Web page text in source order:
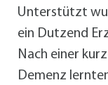
Unterstützt
ein Dutzend
Nach einer
Demenz